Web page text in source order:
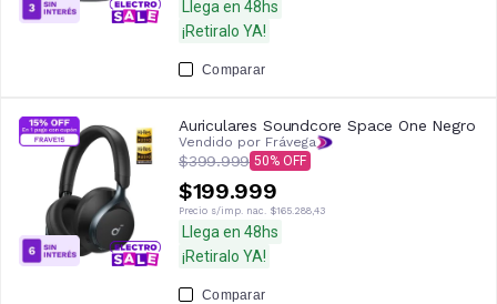
Llega en 48hs
¡Retiralo YA!
Comparar
Auriculares Soundcore Space One Negro
Vendido por Frávega
$399.999 50
$199.999
Precio s/imp. nac. $165.288,43
Llega en 48hs
¡Retiralo YA!
Comparar